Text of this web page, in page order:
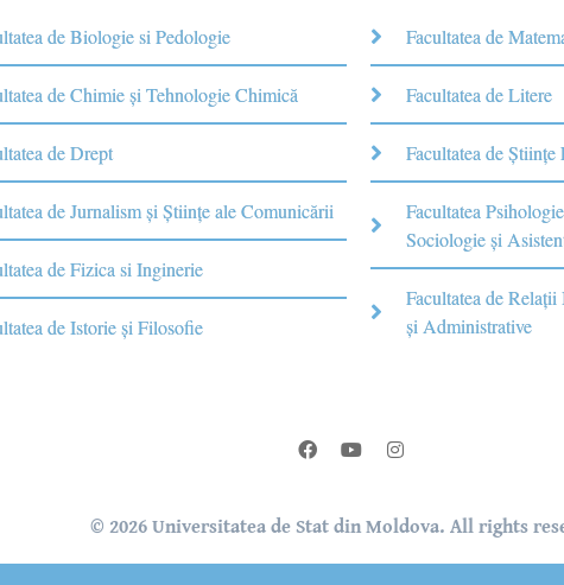
de Biologie si Pedologie
de Chimie şi Tehnologie Chimică
de Drept
de Jurnalism şi Ştiinţe ale Comunicării
de Fizica si Inginerie
de Istorie şi Filosofie
Facultatea de
Facultatea de Litere
Facultatea de Științe
Facultatea
Sociologie și
Facultatea de
şi Administrative
© 2026 Universitatea de Stat din Moldova. All rights